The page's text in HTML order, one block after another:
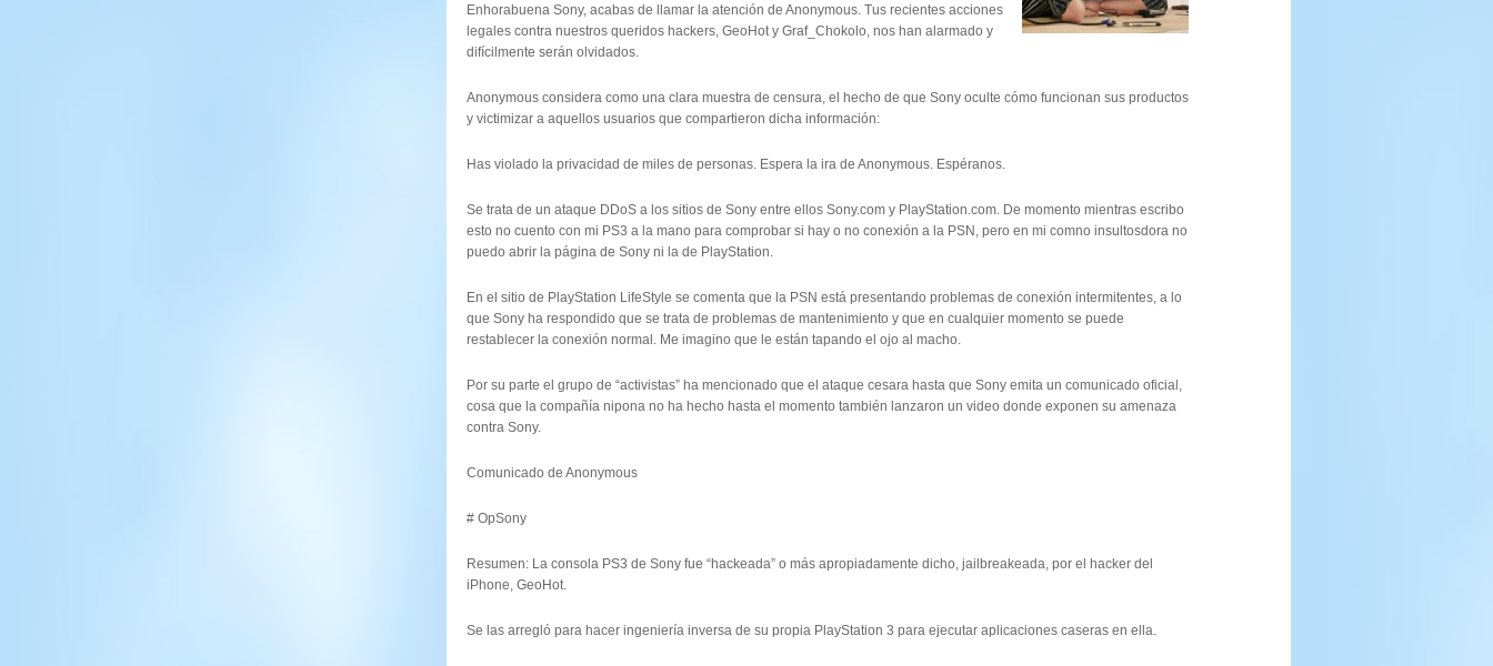
Enhorabuena Sony, acabas de llamar la atención de Anonymous. Tus recientes acciones
legales contra nuestros queridos hackers, GeoHot y Graf_Chokolo, nos han alarmado y
difícilmente serán olvidados.
Anonymous considera como una clara muestra de censura, el hecho de que Sony oculte cómo funcionan sus productos
y victimizar a aquellos usuarios que compartieron dicha información:
Has violado la privacidad de miles de personas. Espera la ira de Anonymous. Espéranos.
Se trata de un ataque DDoS a los sitios de Sony entre ellos Sony.com y PlayStation.com. De momento mientras escribo
esto no cuento con mi PS3 a la mano para comprobar si hay o no conexión a la PSN, pero en mi comno insultosdora no
puedo abrir la página de Sony ni la de PlayStation.
En el sitio de PlayStation LifeStyle se comenta que la PSN está presentando problemas de conexión intermitentes, a lo
que Sony ha respondido que se trata de problemas de mantenimiento y que en cualquier momento se puede
restablecer la conexión normal. Me imagino que le están tapando el ojo al macho.
Por su parte el grupo de “activistas” ha mencionado que el ataque cesara hasta que Sony emita un comunicado oficial,
cosa que la compañía nipona no ha hecho hasta el momento también lanzaron un video donde exponen su amenaza
contra Sony.
Comunicado de Anonymous
# OpSony
Resumen: La consola PS3 de Sony fue “hackeada” o más apropiadamente dicho, jailbreakeada, por el hacker del
iPhone, GeoHot.
Se las arregló para hacer ingeniería inversa de su propia PlayStation 3 para ejecutar aplicaciones caseras en ella.